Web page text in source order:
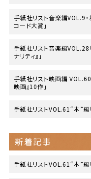
手紙社リスト音楽編VOL.9・
コード大賞」
手紙社リスト音楽編VOL.28
ナリティ』」
手紙社リスト映画編 VOL.60
映画』10作」
手紙社リストVOL.61“本”編
新着記事
手紙社リストVOL.61“本”編